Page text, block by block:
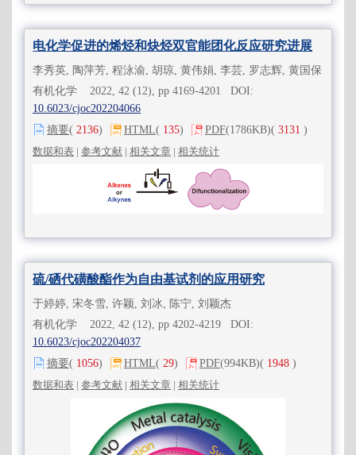
电化学促进的烯烃和炔烃双官能团化反应研究进展
李秀英, 陶萍芳, 程泳渝, 胡琼, 黄伟娟, 李芸, 罗志辉, 黄国保
有机化学 2022, 42 (12), pp 4169-4201 DOI:
10.6023/cjoc202204066
摘要( 2136) HTML( 135) PDF(1786KB)( 3131 )
数据和表 | 参考文献 | 相关文章 | 相关统计
硫/硒代磺酸酯作为自由基试剂的应用研究
于婷婷, 宋冬雪, 许颖, 刘冰, 陈宁, 刘颖杰
有机化学 2022, 42 (12), pp 4202-4219 DOI:
10.6023/cjoc202204037
摘要( 1056) HTML( 29) PDF(994KB)( 1948 )
数据和表 | 参考文献 | 相关文章 | 相关统计